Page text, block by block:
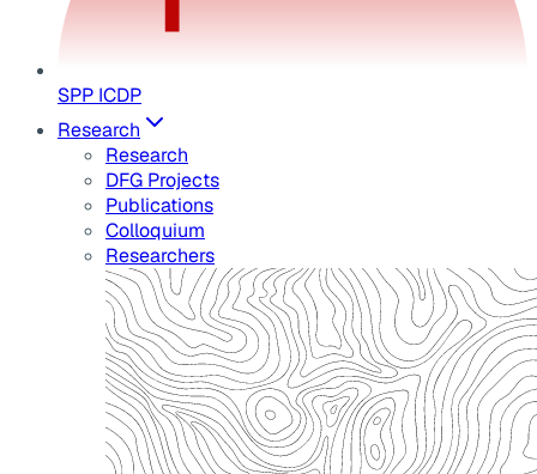
SPP ICDP
Research
Research
DFG Projects
Publications
Colloquium
Researchers